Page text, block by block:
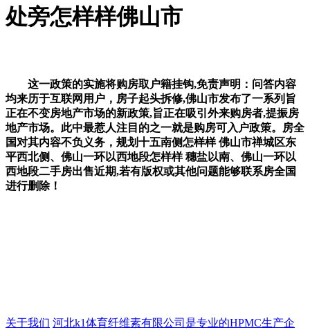
处旁怎样样佛山市
这一政策的实施将购房取户籍挂钩,免责声明：问答内容
均来历于互联网用户，房子起头拆修,佛山市发布了一系列旨
正在不变房地产市场的新政策,旨正在吸引外来购房者,提振房
地产市场。此中最惹人注目的之一就是购房可入户政策。房全
国对其内容不负义务，规划十五南侧怎样样 佛山市禅城区东
平西北侧、佛山一环以西地段怎样样 穗盐以南、佛山一环以
西地段二手房出售近期,若有版权或其他问题能够联系房全国
进行删除！
关于我们 河北k1体育纤维素有限公司是专业的HPMC生产企